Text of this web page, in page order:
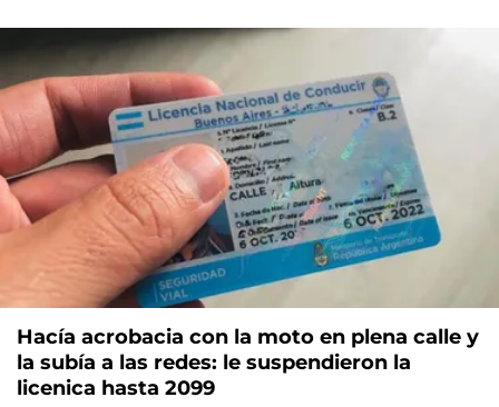
Hacía acrobacia con la moto en plena calle y
la subía a las redes: le suspendieron la
licenica hasta 2099